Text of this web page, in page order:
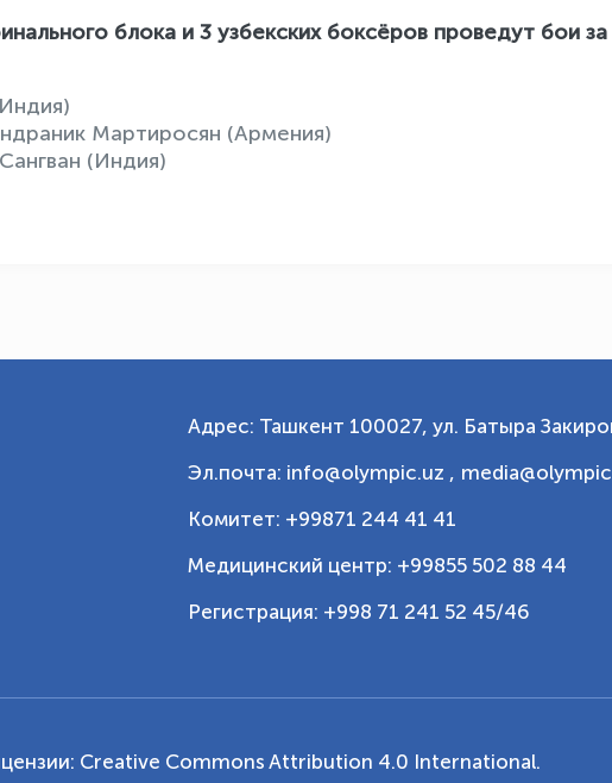
блока и 3 узбекских боксёров проведут бои за
Мартиросян (Армения)
(Индия)
Адрес: Ташкент 100027, ул. Батыра
Эл.почта: info@olympic.uz ,
Комитет: +99871 244 41 41
Медицинский центр: +99855 502 88 44
Регистрация: +998 71 241 52 45/46
Creative Commons Attribution 4.0 International.